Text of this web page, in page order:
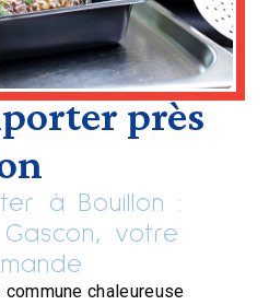
près
à Bouillon :
Gascon, votre
chaleureuse